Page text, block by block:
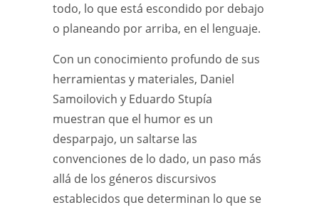
todo, lo que está escondido por debajo
o planeando por arriba, en el lenguaje.
Con un conocimiento profundo de sus
herramientas y materiales, Daniel
Samoilovich y Eduardo Stupía
muestran que el humor es un
desparpajo, un saltarse las
convenciones de lo dado, un paso más
allá de los géneros discursivos
establecidos que determinan lo que se